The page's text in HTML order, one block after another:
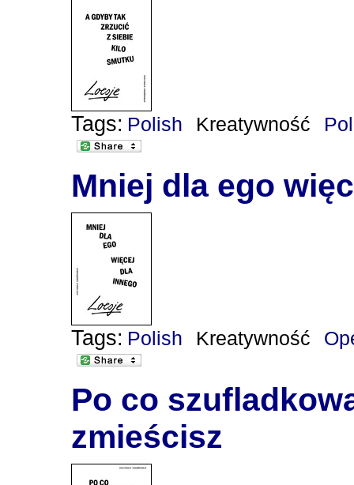
Tags: Polish Kreatywność
Mniej dla ego
Tags: Polish Kreatywność
Po co
zmieścisz